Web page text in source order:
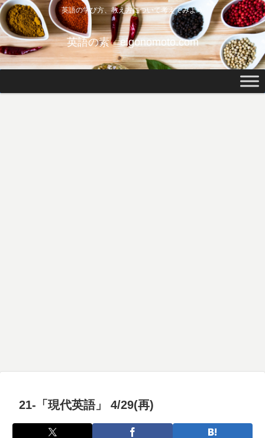
英語の学び方、教え方について考えてみよう
英語の素 eigonomoto.com
21-「現代英語」 4/29(再)